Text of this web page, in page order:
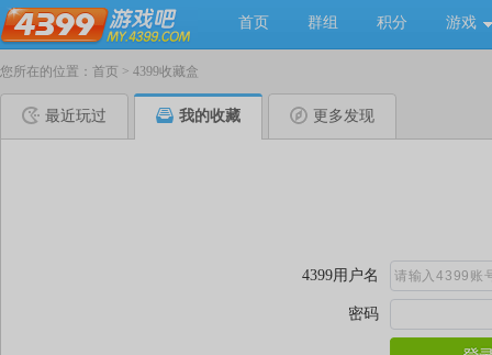
首页 群组 积分 游戏
您所在的位置： 首页 > 4399收藏盒
最近玩过 我的收藏 更多发现